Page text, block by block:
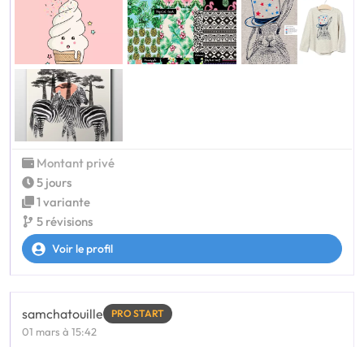
Montant privé
5 jours
1 variante
5 révisions
Voir le profil
samchatouille PRO START
01 mars à 15:42